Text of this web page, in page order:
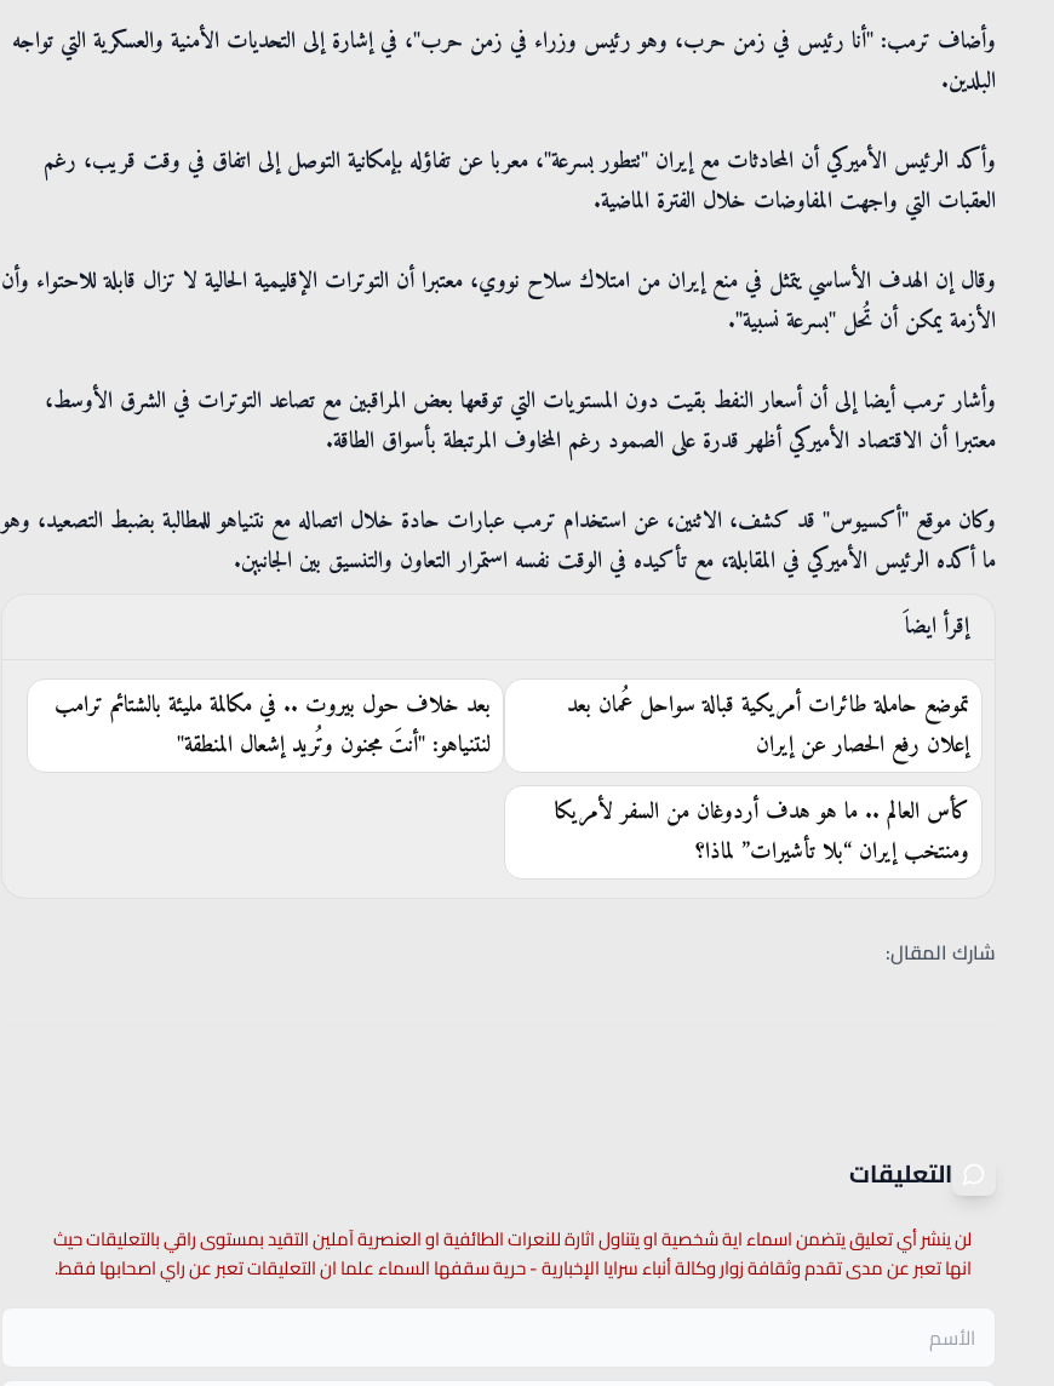
وأضاف ترمب: "أنا رئيس في زمن حرب، وهو رئيس وزراء في زمن حرب"، في إشارة إلى التحديات الأمنية والعسكرية التي تواجه
البلدين.
وأكد الرئيس الأميركي أن المحادثات مع إيران "تتطور بسرعة"، معربا عن تفاؤله بإمكانية التوصل إلى اتفاق في وقت قريب، رغم
العقبات التي واجهت المفاوضات خلال الفترة الماضية.
وقال إن الهدف الأساسي يتمثل في منع إيران من امتلاك سلاح نووي، معتبرا أن التوترات الإقليمية الحالية لا تزال قابلة للاحتواء وأن
الأزمة يمكن أن تُحل "بسرعة نسبية".
وأشار ترمب أيضا إلى أن أسعار النفط بقيت دون المستويات التي توقعها بعض المراقبين مع تصاعد التوترات في الشرق الأوسط،
معتبرا أن الاقتصاد الأميركي أظهر قدرة على الصمود رغم المخاوف المرتبطة بأسواق الطاقة.
وكان موقع "أكسيوس" قد كشف، الاثنين، عن استخدام ترمب عبارات حادة خلال اتصاله مع نتنياهو للمطالبة بضبط التصعيد، وهو
ما أكده الرئيس الأميركي في المقابلة، مع تأكيده في الوقت نفسه استمرار التعاون والتنسيق بين الجانبين.
إقرأ ايضاَ
تموضع حاملة طائرات أمريكية قبالة سواحل عُمان بعد
إعلان رفع الحصار عن إيران
بعد خلاف حول بيروت .. في مكالمة مليئة بالشتائم ترامب
لنتنياهو: "أنتَ مجنون وتُريد إشعال المنطقة"
كأس العالم .. ما هو هدف أردوغان من السفر لأمريكا
ومنتخب إيران “بلا تأشيرات” لماذا؟
شارك المقال:
التعليقات
لن ينشر أي تعليق يتضمن اسماء اية شخصية او يتناول اثارة للنعرات الطائفية او العنصرية آملين التقيد بمستوى راقي بالتعليقات حيث
انها تعبر عن مدى تقدم وثقافة زوار وكالة أنباء سرايا الإخبارية - حرية سقفها السماء علما ان التعليقات تعبر عن راي اصحابها فقط.